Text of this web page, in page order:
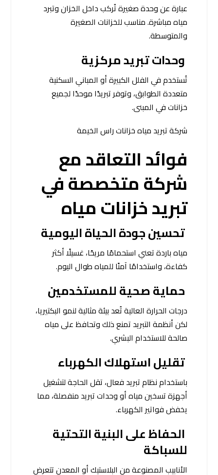
عبارة عن وحدة صغيرة تُركب داخل الخزان وتبرد
مياه مباشرة. مناسب للخزانات الصغيرة
والمتوسطة.
وحدات تبريد مركزية
تُستخدم في الفلل الكبيرة أو المباني السكنية
متعددة الطوابق، وتوفر تبريدًا موحدًا لجميع
خزانات في المبنى.
شركة تبريد مياه خزانات راس الخيمة
فوائد التعاقد مع
شركة متخصصة في
تبريد خزانات مياه
تحسين جودة الحياة اليومية
مياه باردة تعني استحمامًا مريحًا، غسيلًا أكثر
كفاءة، واستخدامًا آمنًا للمياه طوال اليوم.
حماية صحية للمستخدمين
درجات الحرارة العالية تُعد بيئة مثالية لنمو البكتيريا،
لكن أنظمة التبريد تمنع ذلك وتحافظ على مياه
صالحة للاستخدام البشري.
تقليل استهلاك الكهرباء
باستخدام نظام تبريد فعال، تقل الحاجة لتشغيل
أجهزة تسخين مياه أو وحدات تبريد منفصلة، مما
يخفض فواتير الكهرباء.
الحفاظ على البنية التحتية
للسباكة
الأنابيب المصنوعة من البلاستيك أو المعدن تتعرض